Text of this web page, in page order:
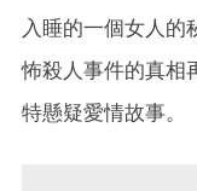
入睡的一個女人的
怖殺人事件的真相
特懸疑愛情故事。